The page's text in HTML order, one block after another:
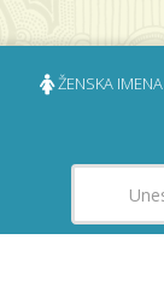
ŽENSKA IMENA